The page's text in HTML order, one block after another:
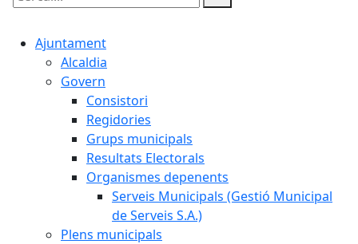
Cercar:
Ajuntament
Alcaldia
Govern
Consistori
Regidories
Grups municipals
Resultats Electorals
Organismes depenents
Serveis Municipals (Gestió Municipal
de Serveis S.A.)
Plens municipals